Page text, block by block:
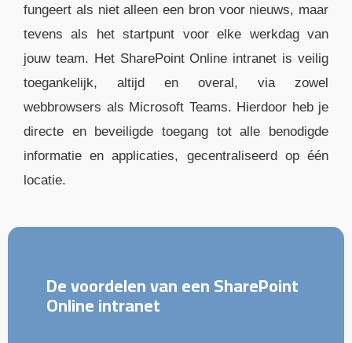
De voordelen van een SharePoint
Online intranet
fungeert als niet alleen een bron voor nieuws, maar
tevens als het startpunt voor elke werkdag van
jouw team. Het SharePoint Online intranet is veilig
toegankelijk, altijd en overal, via zowel
webbrowsers als Microsoft Teams. Hierdoor heb je
directe en beveiligde toegang tot alle benodigde
informatie en applicaties, gecentraliseerd op één
locatie.